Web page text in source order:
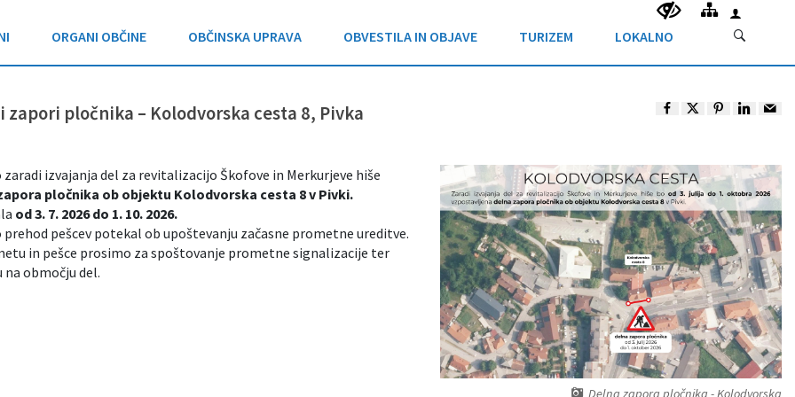
ORGANI OBČINE OBČINSKA UPRAVA OBVESTILA IN OBJAVE TURIZEM LOKALNO
zapori pločnika – Kolodvorska cesta 8, Pivka
Delna zapora pločnika - Kolodvorska
zaradi izvajanja del za revitalizacijo Škofove in Merkurjeve hiše
pločnika ob objektu Kolodvorska cesta 8 v Pivki.
od 3. 7. 2026 do 1. 10. 2026.
prehod pešcev potekal ob upoštevanju začasne prometne ureditve.
in pešce prosimo za spoštovanje prometne signalizacije ter
območju del.